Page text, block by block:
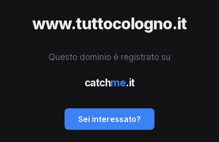
www.tuttocologno.it
Questo dominio è registrato su
catchme.it
Sei interessato?